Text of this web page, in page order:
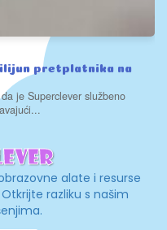
pretplatnika na
je Superclever službeno
alate i resurse
razliku s našim